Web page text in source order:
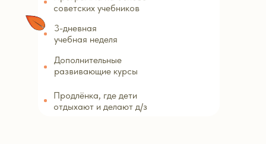
3-дневная
учебная неделя
советских учебников
Дополнительные
развивающие курсы
Продлёнка, где дети
отдыхают и делают д/з